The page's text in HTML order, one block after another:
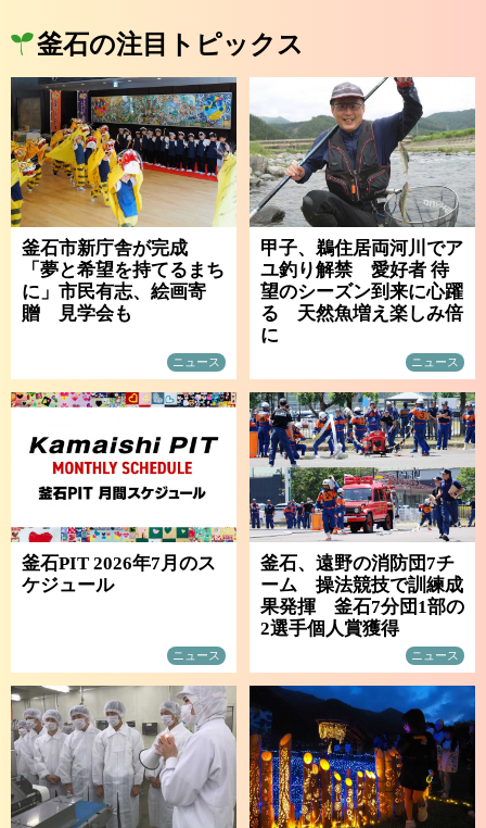
釜石の注目トピックス
釜石市新庁舎が完成
「夢と希望を持てるまち
に」市民有志、絵画寄
贈 見学会も
ニュース
甲子、鵜住居両河川でア
ユ釣り解禁 愛好者 待
望のシーズン到来に心躍
る 天然魚増え楽しみ倍
に
ニュース
釜石PIT 2026年7月のス
ケジュール
ニュース
釜石、遠野の消防団7チ
ーム 操法競技で訓練成
果発揮 釜石7分団1部の
2選手個人賞獲得
ニュース